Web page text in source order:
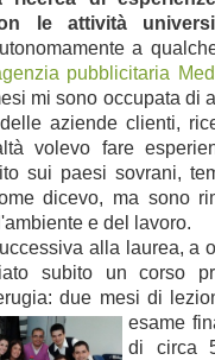
le attività
a
pubblicitaria
mi sono occupata di
aziende clienti,
volevo fare
sui paesi sovrani,
dicevo, ma sono
e del lavoro.
alla laurea, a
subito un corso
due mesi di
esame
di circa